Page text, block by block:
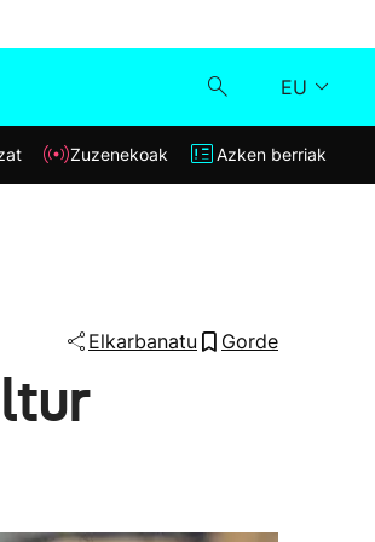
EU
Klisk
Zuzenekoak Azken berriak
Elkarbanatu Gorde